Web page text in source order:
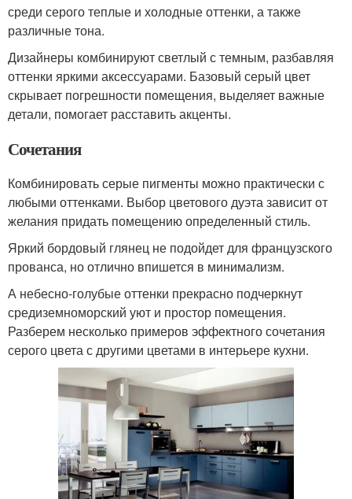
среди серого теплые и холодные оттенки, а также
различные тона.
Дизайнеры комбинируют светлый с темным, разбавляя
оттенки яркими аксессуарами. Базовый серый цвет
скрывает погрешности помещения, выделяет важные
детали, помогает расставить акценты.
Сочетания
Комбинировать серые пигменты можно практически с
любыми оттенками. Выбор цветового дуэта зависит от
желания придать помещению определенный стиль.
Яркий бордовый глянец не подойдет для французского
прованса, но отлично впишется в минимализм.
А небесно-голубые оттенки прекрасно подчеркнут
средиземноморский уют и простор помещения.
Разберем несколько примеров эффектного сочетания
серого цвета с другими цветами в интерьере кухни.